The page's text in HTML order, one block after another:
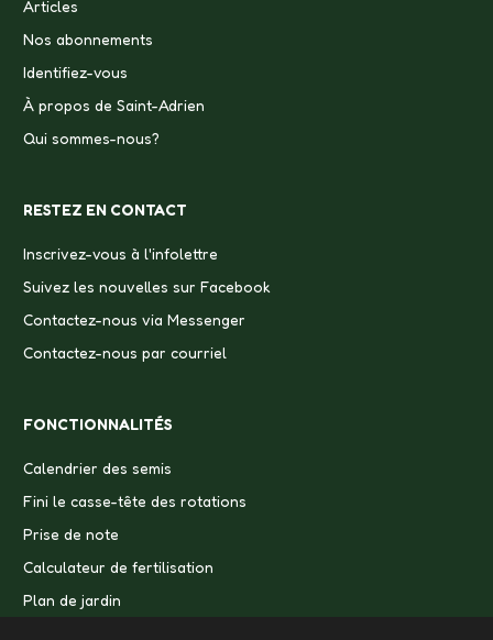
Articles
Nos abonnements
Identifiez-vous
À propos de Saint-Adrien
Qui sommes-nous?
RESTEZ EN CONTACT
Inscrivez-vous à l'infolettre
Suivez les nouvelles sur Facebook
Contactez-nous via Messenger
Contactez-nous par courriel
FONCTIONNALITÉS
Calendrier des semis
Fini le casse-tête des rotations
Prise de note
Calculateur de fertilisation
Plan de jardin